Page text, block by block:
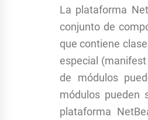
La plataforma
conjunto de
que contiene
especial
de módulos
módulos pueden
plataforma